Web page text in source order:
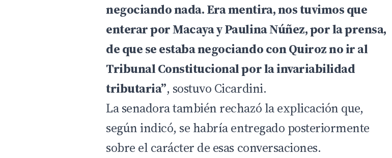
negociando nada. Era mentira, nos tuvimos que
enterar por Macaya y Paulina Núñez, por la prensa,
de que se estaba negociando con Quiroz no ir al
Tribunal Constitucional por la invariabilidad
tributaria”, sostuvo Cicardini.
La senadora también rechazó la explicación que,
según indicó, se habría entregado posteriormente
sobre el carácter de esas conversaciones.